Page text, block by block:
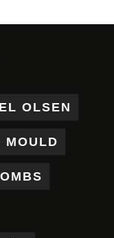
OLSEN
MOULD